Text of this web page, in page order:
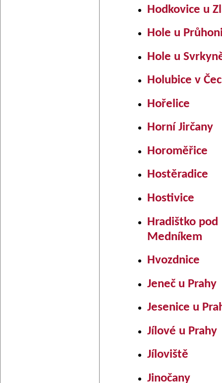
Hodkovice u
Hole u
Hole u
Holubice v
Hořelice
Horní Jirčany
Horoměřice
Hostěradice
Hostivice
Hradištko pod
Medníkem
Hvozdnice
Jeneč u Prahy
Jesenice u
Jílové u Prahy
Jíloviště
Jinočany